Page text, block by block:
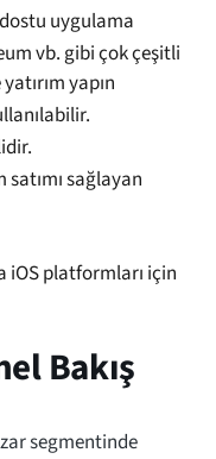
uygulama
vb. gibi çok çeşitli
yapın
satımı sağlayan
iOS platformları için
Bakış
segmentinde